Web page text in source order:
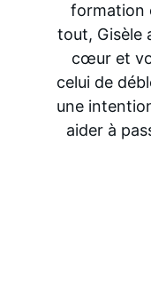
formation
tout, Gisèle
cœur et
celui de
une
aider à